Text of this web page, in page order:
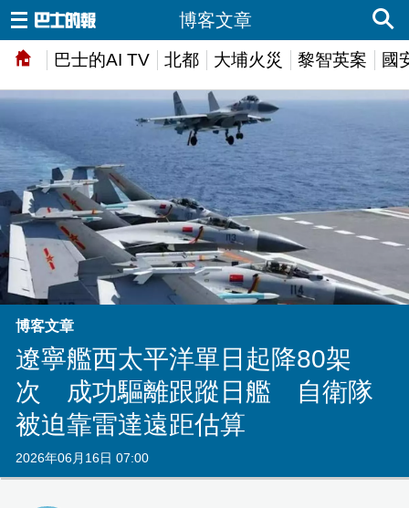
巴士的AI TV 北都 大埔火災 黎智英案 國
博客文章
博客文章
遼寧艦西太平洋單日起降80架
次 成功驅離跟蹤日艦 自衛隊
被迫靠雷達遠距估算
2026年06月16日 07:00